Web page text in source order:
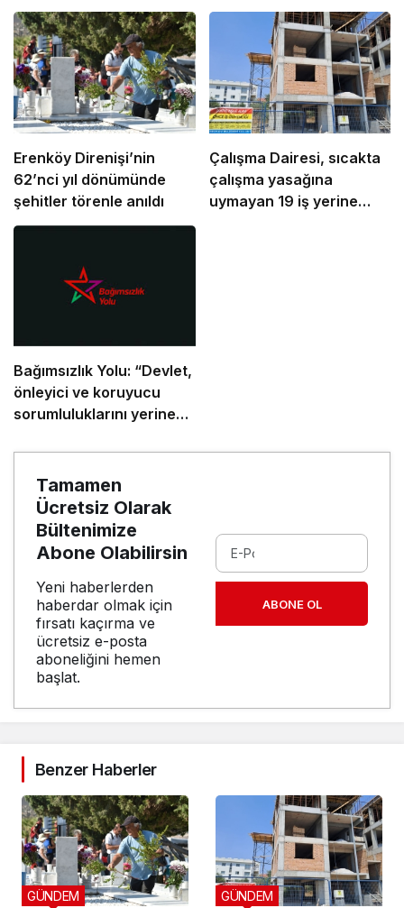
Erenköy Direnişi’nin
62’nci yıl dönümünde
şehitler törenle anıldı
Çalışma Dairesi, sıcakta
çalışma yasağına
uymayan 19 iş yerine
Bağımsızlık Yolu: “Devlet,
önleyici ve koruyucu
sorumluluklarını yerine
Tamamen
Ücretsiz Olarak
Bültenimize
Abone Olabilirsin
Yeni haberlerden
haberdar olmak için
fırsatı kaçırma ve
ücretsiz e-posta
aboneliğini hemen
başlat.
ABONE OL
Benzer Haberler
GÜNDEM GÜNDEM